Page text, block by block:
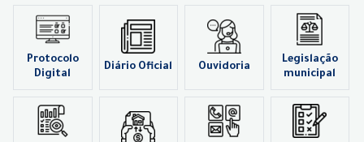
Protocolo
Digital
Diário Oficial Ouvidoria
Legislação
municipal